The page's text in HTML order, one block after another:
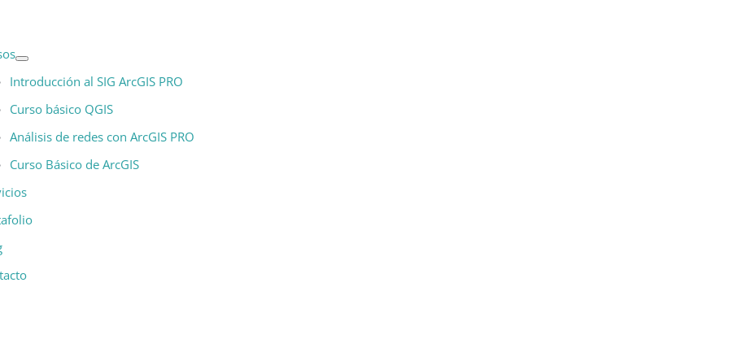
Introducción al SIG ArcGIS PRO
Curso básico QGIS
Análisis de redes con ArcGIS PRO
Curso Básico de ArcGIS